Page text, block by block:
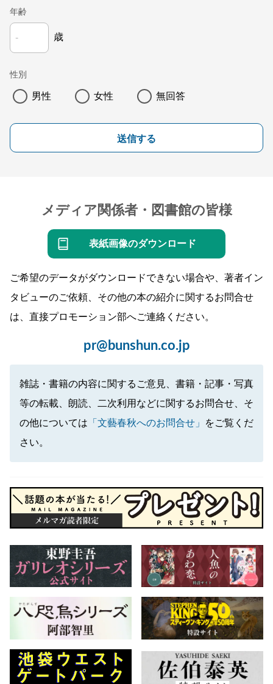
年齢
歳
性別
男性 女性 無回答
送信する
メディア関係者・図書館の皆様
表紙画像のダウンロード
ご希望のデータがダウンロードできない場合や、著者イン
タビューのご依頼、その他の本の紹介に関するお問合せ
は、直接プロモーション部へご連絡ください。
pr@bunshun.co.jp
雑誌・書籍の内容に関するご意見、書籍・記事・写真
等の転載、朗読、二次利用などに関するお問合せ、そ
の他については 「文藝春秋へのお問合せ」
をご覧くだ
さい。